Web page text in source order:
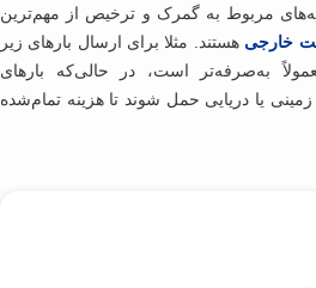
مربوط به گمرک و ترخیص از مهم‌ترین
خارجیهستند. مثلا برای ارسال بارهای زیر
به‌صرفه‌تر است، در حالی‌که بارهای
یا دریایی حمل شوند تا هزینه تمام‌شده